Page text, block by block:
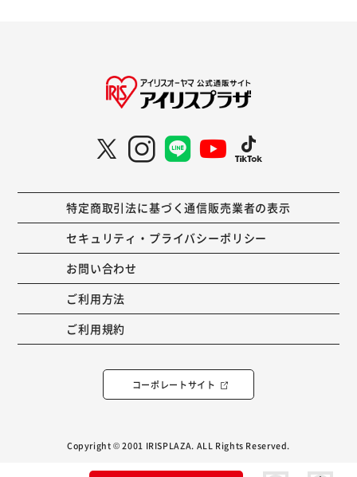
特定商取引法に基づく通信販売業者の表示
セキュリティ・プライバシーポリシー
お問い合わせ
ご利用方法
ご利用規約
コーポレートサイト
Copyright © 2001 IRISPLAZA. ALL Rights Reserved.